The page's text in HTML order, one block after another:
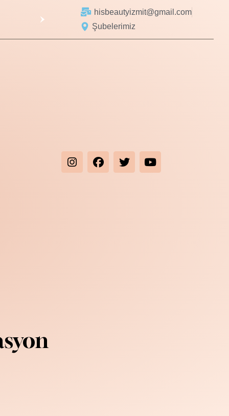
hisbeautyizmit@gmail.com
Şubelerimiz